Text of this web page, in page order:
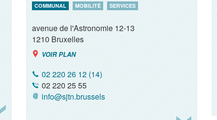
COMMUNAL MOBILITÉ SERVICES
avenue de l'Astronomie 12-13
1210Bruxelles
VOIR PLAN
02 220 26 12 (14)
02 220 25 55
info@sjtn.brussels